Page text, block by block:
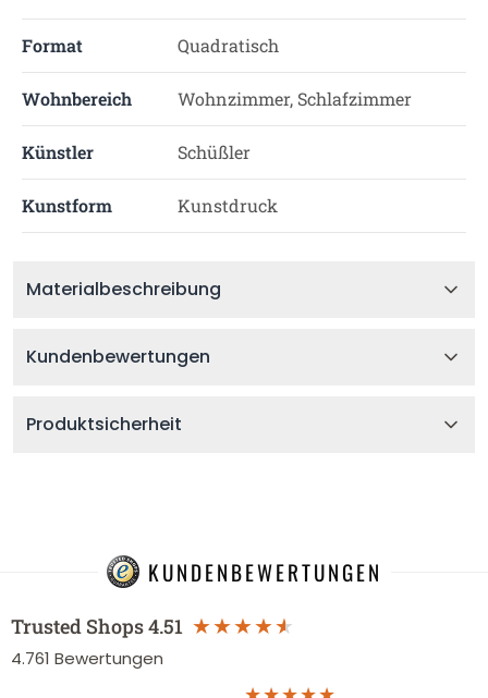
Format Quadratisch
Wohnbereich Wohnzimmer, Schlafzimmer
Künstler Schüßler
Kunstform Kunstdruck
Materialbeschreibung
Kundenbewertungen
Produktsicherheit
KUNDENBEWERTUNGEN
Trusted Shops4.51
4.761 Bewertungen